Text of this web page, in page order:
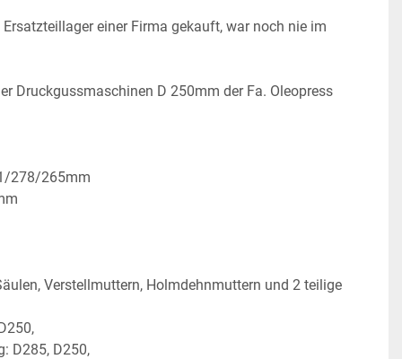
einer Firma gekauft, war noch nie im
Druckgussmaschinen D 250mm der Fa. Oleopress
278/265mm
Verstellmuttern, Holmdehnmuttern und 2 teilige
D285, D250,